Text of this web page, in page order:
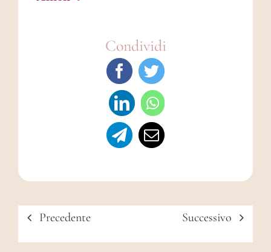
Condividi
Precedente Successivo